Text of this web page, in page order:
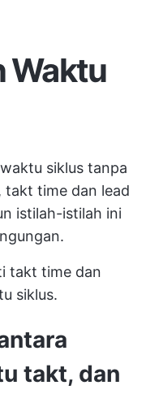
Waktu
siklus tanpa
takt time dan lead
istilah-istilah ini
takt time dan
siklus.
takt, dan